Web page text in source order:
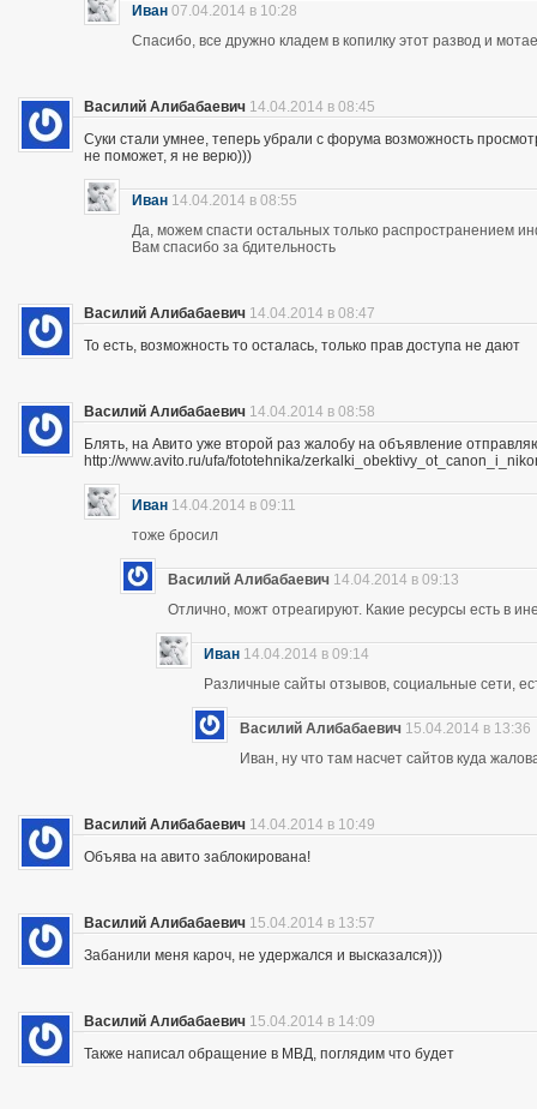
Иван 07.04.2014 в 10:28
Спасибо, все дружно кладем в копилку этот развод и
Василий Алибабаевич 14.04.2014 в 08:45
Суки стали умнее, теперь убрали с форума возможность
не поможет, я не верю)))
Иван 14.04.2014 в 08:55
Да, можем спасти остальных только распространением
Вам спасибо за бдительность
Василий Алибабаевич 14.04.2014 в 08:47
То есть, возможность то осталась, только прав доступа не дают
Василий Алибабаевич 14.04.2014 в 08:58
Блять, на Авито уже второй раз жалобу на объявление
http://www.avito.ru/ufa/fototehnika/
Иван 14.04.2014 в 09:11
тоже бросил
Василий Алибабаевич 14.04.2014 в 09:13
Отлично, можт отреагируют. Какие ресурсы есть в
Иван 14.04.2014 в 09:14
Различные сайты отзывов, социальные сети,
Василий Алибабаевич 15.04.2014 в 13:36
Иван, ну что там насчет сайтов куда
Василий Алибабаевич 14.04.2014 в 10:49
Объява на авито заблокирована!
Василий Алибабаевич 15.04.2014 в 13:57
Забанили меня кароч, не удержался и высказался)))
Василий Алибабаевич 15.04.2014 в 14:09
Также написал обращение в МВД, поглядим что будет